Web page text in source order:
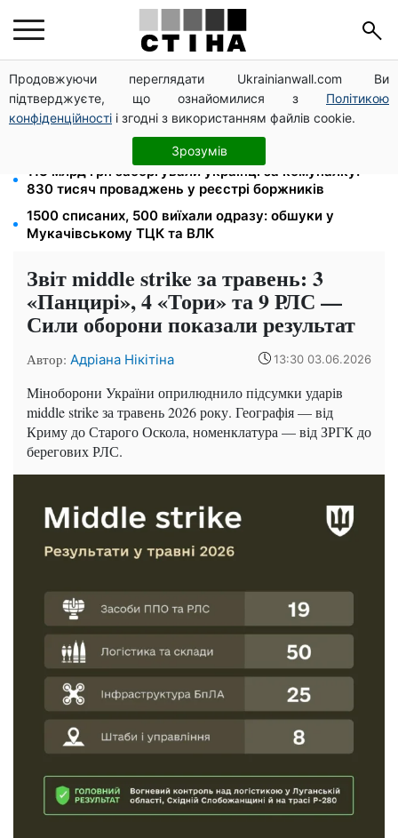
Продовжуючи переглядати Ukrainianwall.com Ви
підтверджуєте, що ознайомилися з Політикою
конфіденційності і згодні з використанням файлів cookie.
Зрозумів
100 000 грн за 18 місяців: Укрзалізниця скасувала
щомісячні виплати мобілізованим
120 грн на день лише на дорогу: кияни масово
звільняються через тариф 30 грн за проїзд
113 млрд грн заборгували українці за комуналку:
830 тисяч проваджень у реєстрі боржників
1500 списаних, 500 виїхали одразу: обшуки у
Мукачівському ТЦК та ВЛК
Звіт middle strike за травень: 3
«Панцирі», 4 «Тори» та 9 РЛС —
Сили оборони показали результат
Автор: Адріана Нікітіна 13:30 03.06.2026
Міноборони України оприлюднило підсумки ударів
middle strike за травень 2026 року. Географія — від
Криму до Старого Оскола, номенклатура — від ЗРГК до
берегових РЛС.